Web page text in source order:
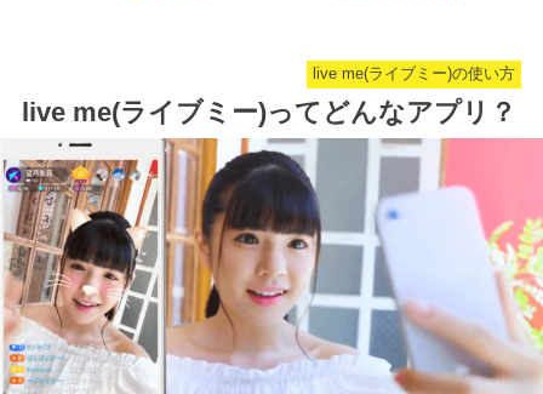
live me(ライブミー)の使い方
live me(ライブミー)ってどんなアプリ？